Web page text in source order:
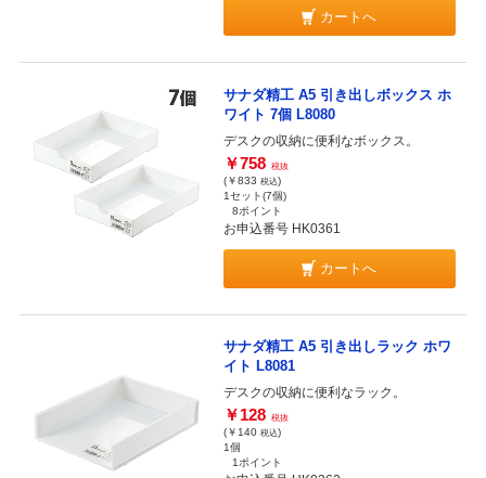
カートへ
サナダ精工 A5 引き出しボックス ホ
ワイト 7個 L8080
デスクの収納に便利なボックス。
￥758 税抜
(￥833 税込)
1セット(7個)
8ポイント
お申込番号 HK0361
カートへ
サナダ精工 A5 引き出しラック ホワ
イト L8081
デスクの収納に便利なラック。
￥128 税抜
(￥140 税込)
1個
1ポイント